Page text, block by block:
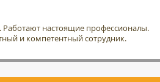
Работают настоящие профессионалы.
и компетентный сотрудник.